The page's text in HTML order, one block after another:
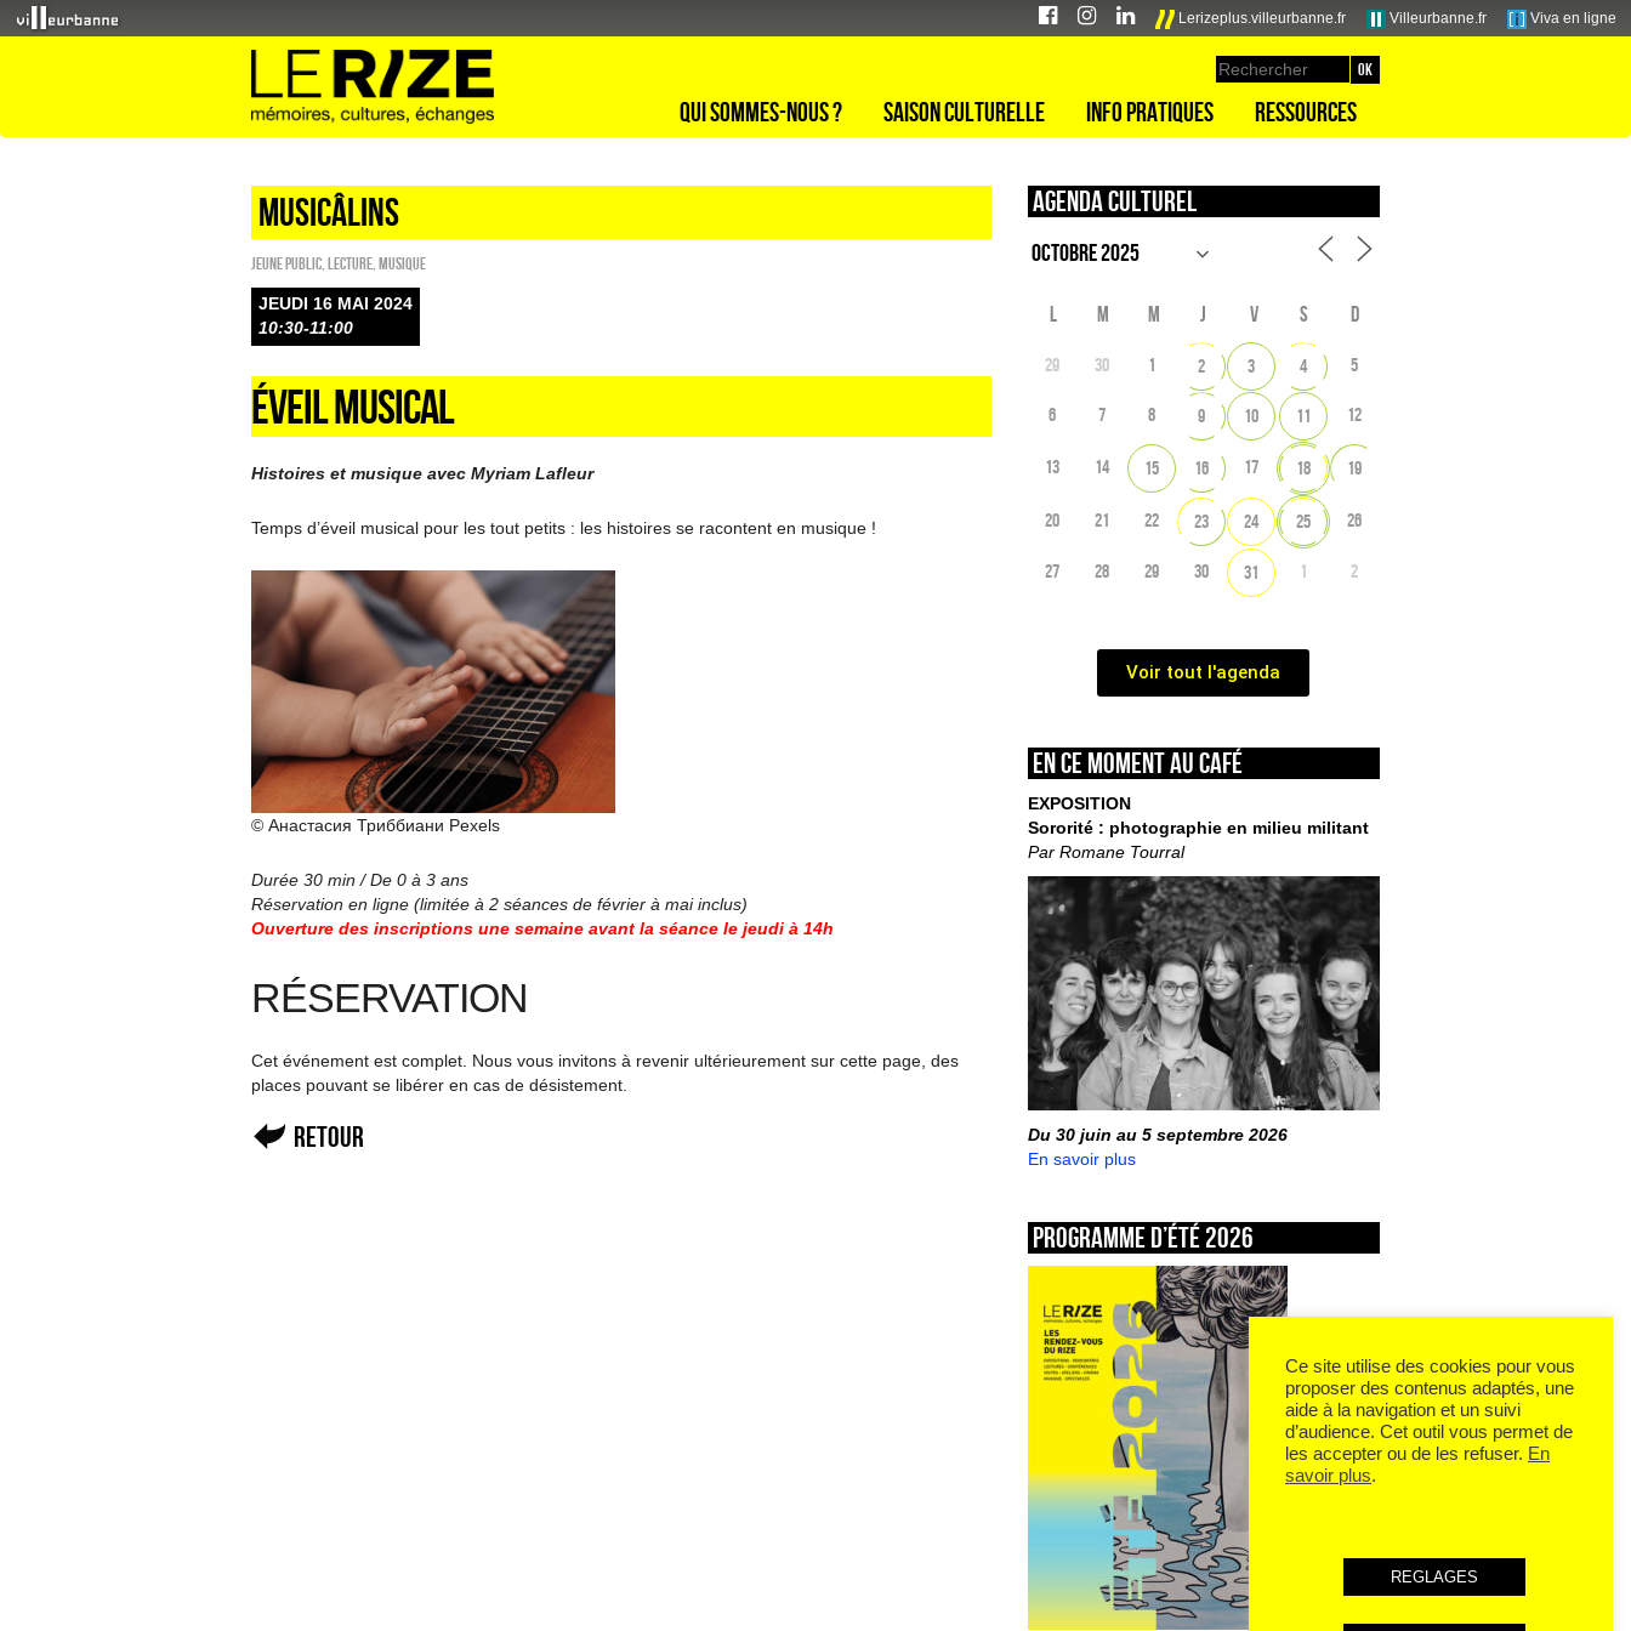
Lerizeplus.villeurbanne.fr Villeurbanne.fr Viva en ligne
Qui sommes-nous ? Saison culturelle Info pratiques Ressources
Musicâlins
Jeune public Lecture Musique
JEUDI 16 MAI 2024
10:30-11:00
ÉVEIL MUSICAL
Histoires et musique avec Myriam Lafleur
Temps d’éveil musical pour les tout petits : les histoires se racontent en musique !
© Анастасия Триббиани Pexels
Durée 30 min / De 0 à 3 ans
Réservation en ligne (limitée à 2 séances de février à mai inclus)
Ouverture des inscriptions une semaine avant la séance le jeudi à 14h
RÉSERVATION
Cet événement est complet. Nous vous invitons à revenir ultérieurement sur cette page, des
places pouvant se libérer en cas de désistement.
Retour
Agenda culturel
L M M J V S D
29 30 1 2 3 4 5
6 7 8 9 10 11 12
13 14 15 16 17 18 19
20 21 22 23 24 25 26
27 28 29 30 31 1 2
Voir tout l'agenda
En ce moment au café
EXPOSITION
Sororité : photographie en milieu militant
Par Romane Tourral
Du 30 juin au 5 septembre 2026
En savoir plus
Programme d’été 2026
Ce site utilise des cookies pour vous
proposer des contenus adaptés, une
aide à la navigation et un suivi
d’audience. Cet outil vous permet de
les accepter ou de les refuser. En
savoir plus.
REGLAGES